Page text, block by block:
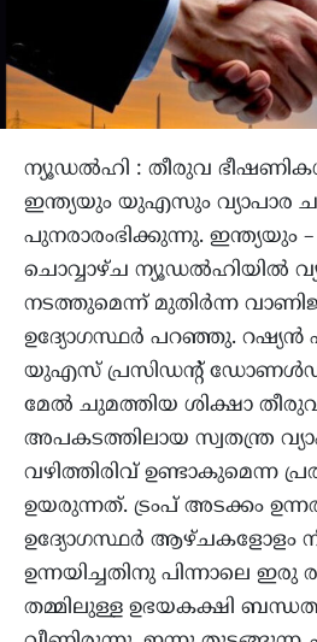
ന്യൂഡല്‍ഹി : തീരുവ
ഇന്ത്യയും യുഎസും വ്യാപാര
പുനരാരംഭിക്കുന്നു.
ചൊവ്വാഴ്ച ന്യൂഡല്‍ഹിയില്‍
നടത്തുമെന്ന് മുതിര്‍ന്ന
ഉദ്യോഗസ്ഥര്‍ പറഞ്ഞു. റഷ്യന്‍
യുഎസ് പ്രസിഡന്റ് ഡോണള്‍ഡ്
മേല്‍ ചുമത്തിയ ശിക്ഷാ
അപകടത്തിലായ സ്വതന്ത്ര
വഴിത്തിരിവ് ഉണ്ടാകുമെന്ന
ഉയരുന്നത്. ട്രംപ് അടക്കം
ഉദ്യോഗസ്ഥര്‍ ആഴ്ചകളോളം
ഉന്നയിച്ചതിനു പിന്നാലെ ഇരു
തമ്മിലുള്ള ഉഭയകക്ഷി